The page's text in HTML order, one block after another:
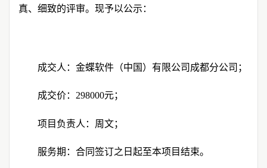
真、细致的评审。现予以公示：
成交人：金蝶软件（中国）有限公司成都分公司；
成交价： 298000元；
项目负责人：周文；
服务期：合同签订之日起至本项目结束。